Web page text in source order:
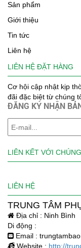
Sản phẩm
Giới thiệu
Tin tức
Liên hệ
LIÊN HỆ ĐẶT HÀNG
Cơ hội cập nhật kịp
đãi đặc biệt từ chúng
ĐĂNG KÝ NHẬN
LIÊN KẾT VỚI
LIÊN HỆ
TRUNG TÂM
Địa chỉ : Ninh Bình
Di động :
Email :
Website : http://